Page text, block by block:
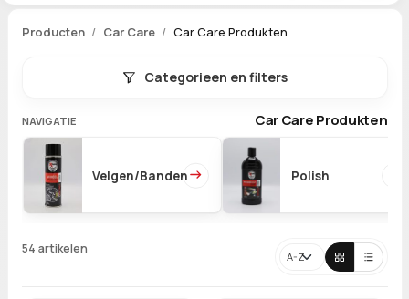
Producten Car Care Car Care Produkten
Categorieen en filters
NAVIGATIE Car Care Produkten
Velgen/Banden Polish
54 artikelen
Sorteren